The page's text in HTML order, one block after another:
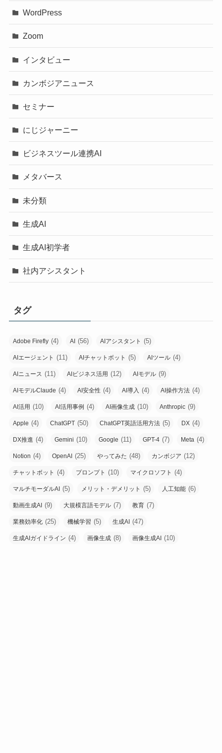
WordPress
Zoom
インタビュー
カンボジアニュース
セミナー
にじジャーニー
ビジネスツール連携AI
メタバース
未分類
生成AI
生成AI初学者
社内アシスタント
タグ
Adobe Firefly (4) AI (56) AIアシスタント (5)
AIエージェント (11) AIチャットボット (5) AIツール (4)
AIニュース (11) AIビジネス活用 (12) AIモデル (9)
AIモデルClaude (4) AI安全性 (4) AI導入 (4) AI操作方法 (4)
AI活用 (10) AI活用事例 (4) AI画像生成 (10) Anthropic (9)
Apple (4) ChatGPT (50) ChatGPT英語活用方法 (5) DX (4)
DX推進 (4) Gemini (10) Google (11) GPT-4 (7) Meta (4)
Notion (4) OpenAI (25) やってみた (48) カンボジア (12)
チャットボット (4) プロンプト (10) マイクロソフト (4)
マルチモーダルAI (5) メリット・デメリット (5) 人工知能 (6)
動画生成AI (9) 大規模言語モデル (7) 教育 (7)
業務効率化 (25) 機械学習 (5) 生成AI (47)
生成AIガイドライン (4) 画像生成 (8) 画像生成AI (10)